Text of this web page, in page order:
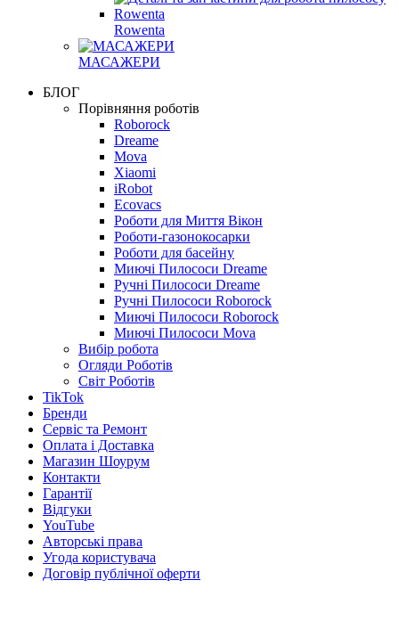
Rowenta
МАСАЖЕРИ
БЛОГ
Порівняння роботів
Roborock
Dreame
Mova
Xiaomi
iRobot
Ecovacs
Роботи для Миття Вікон
Роботи-газонокосарки
Роботи для басейну
Миючі Пилососи Dreame
Ручні Пилососи Dreame
Ручні Пилососи Roborock
Миючі Пилососи Roborock
Миючі Пилососи Mova
Вибір робота
Огляди Роботів
Світ Роботів
TikTok
Бренди
Сервіс та Ремонт
Оплата і Доставка
Магазин Шоурум
Контакти
Гарантії
Відгуки
YouTube
Авторські права
Угода користувача
Договір публічної оферти